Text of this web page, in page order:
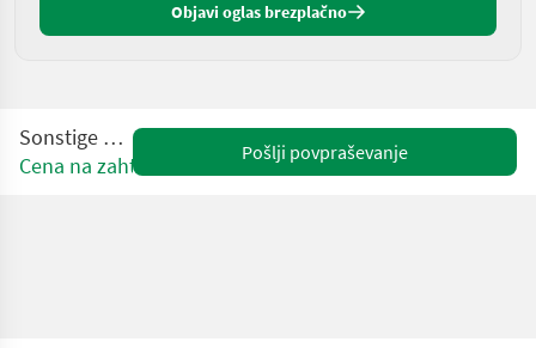
Objavi oglas brezplačno
Sonstige X350
Cena na zahtevo
Pošlji povpraševanje